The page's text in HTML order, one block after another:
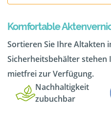
Komfortable
Sortieren Sie Ihre Altakten
Sicherheitsbehälter stehen
mietfrei zur Verfügung.
Nachhaltigkeit
zubuchbar